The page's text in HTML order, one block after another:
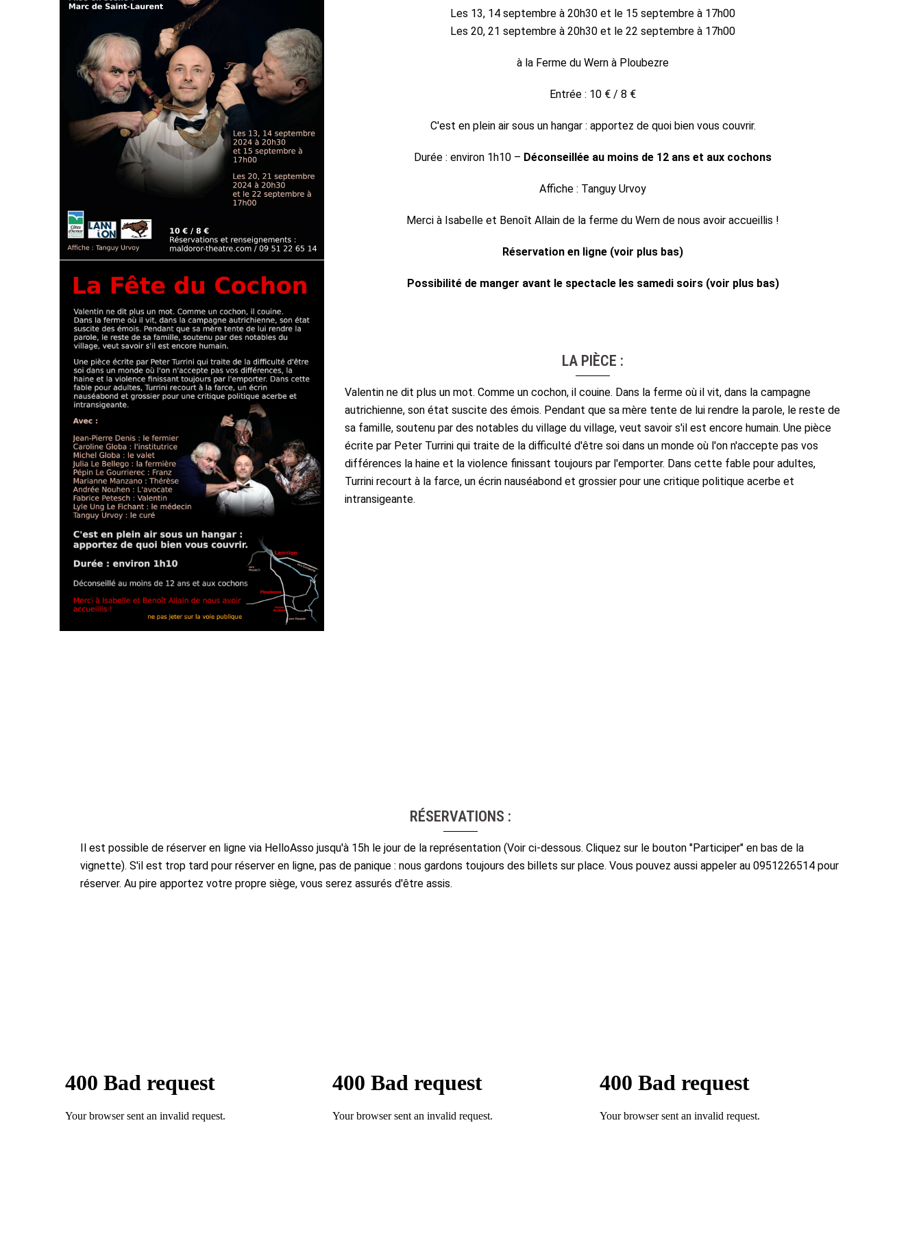
Les 13, 14 septembre à 20h30 et le 15 septembre à 17h00
Les 20, 21 septembre à 20h30 et le 22 septembre à 17h00
à la Ferme du Wern à Ploubezre
Entrée : 10 € / 8 €
C'est en plein air sous un hangar : apportez de quoi bien vous couvrir.
Durée : environ 1h10 – Déconseillée au moins de 12 ans et aux cochons
Affiche : Tanguy Urvoy
Merci à Isabelle et Benoît Allain de la ferme du Wern de nous avoir accueillis !
Réservation en ligne (voir plus bas)
Possibilité de manger avant le spectacle les samedi soirs (voir plus bas)
LA PIÈCE :
Valentin ne dit plus un mot. Comme un cochon, il couine. Dans la ferme où il vit, dans la campagne
autrichienne, son état suscite des émois. Pendant que sa mère tente de lui rendre la parole, le reste de
sa famille, soutenu par des notables du village du village, veut savoir s'il est encore humain. Une pièce
écrite par Peter Turrini qui traite de la difficulté d'être soi dans un monde où l'on n'accepte pas vos
différences la haine et la violence finissant toujours par l'emporter. Dans cette fable pour adultes,
Turrini recourt à la farce, un écrin nauséabond et grossier pour une critique politique acerbe et
intransigeante.
RÉSERVATIONS :
Il est possible de réserver en ligne via HelloAsso jusqu'à 15h le jour de la représentation (Voir ci-dessous. Cliquez sur le bouton "Participer" en bas de la
vignette). S'il est trop tard pour réserver en ligne, pas de panique : nous gardons toujours des billets sur place. Vous pouvez aussi appeler au 0951226514 pour
réserver. Au pire apportez votre propre siège, vous serez assurés d'être assis.